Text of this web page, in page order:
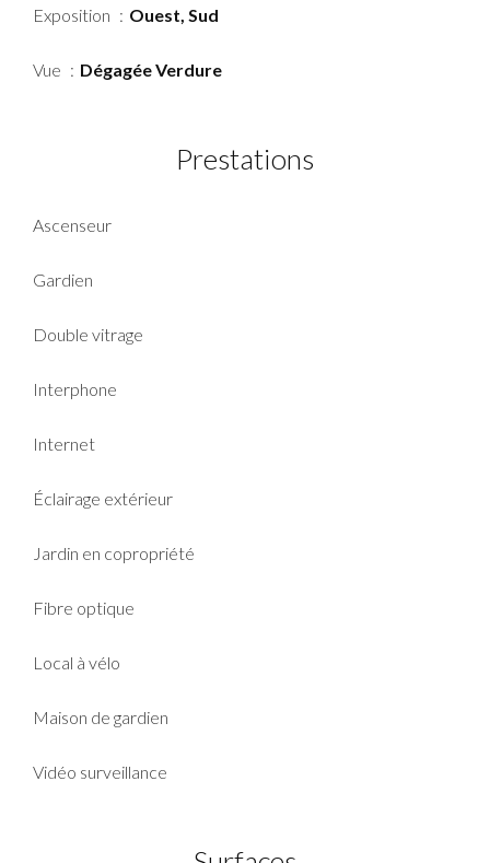
Exposition Ouest, Sud
Vue Dégagée Verdure
Prestations
Ascenseur
Gardien
Double vitrage
Interphone
Internet
Éclairage extérieur
Jardin en copropriété
Fibre optique
Local à vélo
Maison de gardien
Vidéo surveillance